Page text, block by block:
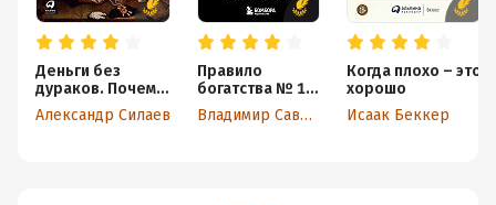
Деньги без
дураков. Почему
инвестировать
сложнее, чем
Александр Силаев
Правило
богатства № 1 –
личный
финансовый Владимир Савенок
Когда плохо – это
хорошо
Исаак Беккер